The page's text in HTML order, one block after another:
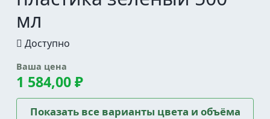
мл
Доступно
Ваша цена
1 584,00 ₽
Показать все варианты цвета и объёма